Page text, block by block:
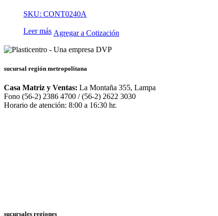
SKU: CONT0240A
Leer más Agregar a Cotización
sucursal región metropolitana
Casa Matriz y Ventas: La Montaña 355, Lampa
Fono (56-2) 2386 4700 / (56-2) 2622 3030
Horario de atención: 8:00 a 16:30 hr.
sucursales regiones